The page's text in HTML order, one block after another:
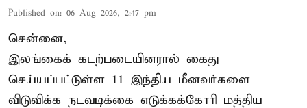
Published on: 06 Aug 2026, 2:47 pm
சென்னை,
இலங்கைக் கடற்படையினரால் கைது
செய்யப்பட்டுள்ள 11 இந்திய மீனவர்களை
விடுவிக்க நடவடிக்கை எடுக்கக்கோரி மத்திய